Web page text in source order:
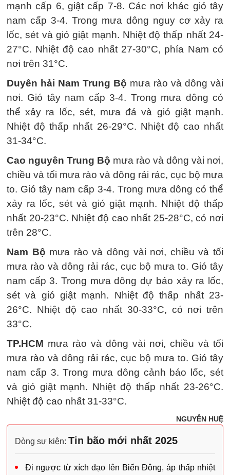
mạnh cấp 6, giật cấp 7-8. Các nơi khác gió tây
nam cấp 3-4. Trong mưa dông nguy cơ xảy ra
lốc, sét và gió giật mạnh. Nhiệt độ thấp nhất 24-
27°C. Nhiệt độ cao nhất 27-30°C, phía Nam có
nơi trên 31°C.
Duyên hải Nam Trung Bộ mưa rào và dông vài
nơi. Gió tây nam cấp 3-4. Trong mưa dông có
thể xảy ra lốc, sét, mưa đá và gió giật mạnh.
Nhiệt độ thấp nhất 26-29°C. Nhiệt độ cao nhất
31-34°C.
Cao nguyên Trung Bộ mưa rào và dông vài nơi,
chiều và tối mưa rào và dông rải rác, cục bộ mưa
to. Gió tây nam cấp 3-4. Trong mưa dông có thể
xảy ra lốc, sét và gió giật mạnh. Nhiệt độ thấp
nhất 20-23°C. Nhiệt độ cao nhất 25-28°C, có nơi
trên 28°C.
Nam Bộ mưa rào và dông vài nơi, chiều và tối
mưa rào và dông rải rác, cục bộ mưa to. Gió tây
nam cấp 3. Trong mưa dông dự báo xảy ra lốc,
sét và gió giật mạnh. Nhiệt độ thấp nhất 23-
26°C. Nhiệt độ cao nhất 30-33°C, có nơi trên
33°C.
TP.HCM mưa rào và dông vài nơi, chiều và tối
mưa rào và dông rải rác, cục bộ mưa to. Gió tây
nam cấp 3. Trong mưa dông cảnh báo lốc, sét
và gió giật mạnh. Nhiệt độ thấp nhất 23-26°C.
Nhiệt độ cao nhất 31-33°C.
NGUYỄN HUỆ
Dòng sự kiện: Tin bão mới nhất 2025
Đi ngược từ xích đạo lên Biển Đông, áp thấp nhiệt